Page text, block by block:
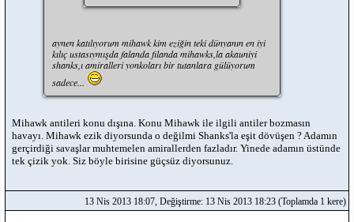
aynen katılıyorum mihawk kim eziğin teki dünyanın en iyi
kılıç ustasıymışda falanda filanda mihawks,la akauniyi
shanks,ı amiralleri yonkoları bir tutanlara gülüyorum
sadece...
Mihawk antileri konu dışına. Konu Mihawk ile ilgili antiler bozmasın
havayı. Mihawk ezik diyorsunda o değilmi Shanks'la eşit dövüşen ? Adamın
gerçirdiği savaşlar muhtemelen amirallerden fazladır. Yinede adamın üstünde
tek çizik yok. Siz böyle birisine güçsüz diyorsunuz.
13 Nis 2013 18:07, Değiştirme: 13 Nis 2013 18:23 (Toplamda 1 kere)